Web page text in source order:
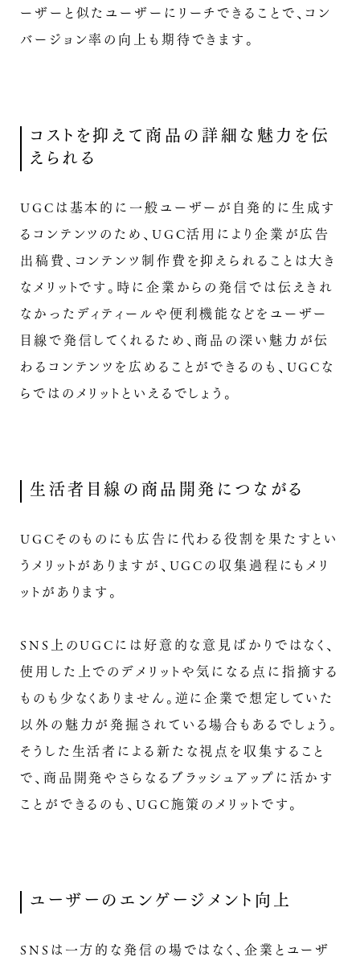
ーザーと似たユーザーにリーチできることで、コン
バージョン率の向上も期待できます。
コストを抑えて商品の詳細な魅力を伝
えられる
UGCは基本的に一般ユーザーが自発的に生成す
るコンテンツのため、UGC活用により企業が広告
出稿費、コンテンツ制作費を抑えられることは大き
なメリットです。時に企業からの発信では伝えきれ
なかったディティールや便利機能などをユーザー
目線で発信してくれるため、商品の深い魅力が伝
わるコンテンツを広めることができるのも、UGCな
らではのメリットといえるでしょう。
生活者目線の商品開発につながる
UGCそのものにも広告に代わる役割を果たすとい
うメリットがありますが、UGCの収集過程にもメリ
ットがあります。
SNS上のUGCには好意的な意見ばかりではなく、
使用した上でのデメリットや気になる点に指摘する
ものも少なくありません。逆に企業で想定していた
以外の魅力が発掘されている場合もあるでしょう。
そうした生活者による新たな視点を収集すること
で、商品開発やさらなるブラッシュアップに活かす
ことができるのも、UGC施策のメリットです。
ユーザーのエンゲージメント向上
SNSは一方的な発信の場ではなく、企業とユーザ